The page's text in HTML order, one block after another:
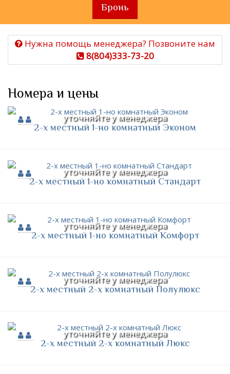
Бронь
Нужна помощь менеджера? Позвоните нам
8(804)333-73-20
Номера и цены
уточняйте у менеджера
2-х местный 1-но комнатный Эконом
уточняйте у менеджера
2-х местный 1-но комнатный Стандарт
уточняйте у менеджера
2-х местный 1-но комнатный Комфорт
уточняйте у менеджера
2-х местный 2-х комнатный Полулюкс
уточняйте у менеджера
2-х местный 2-х комнатный Люкс